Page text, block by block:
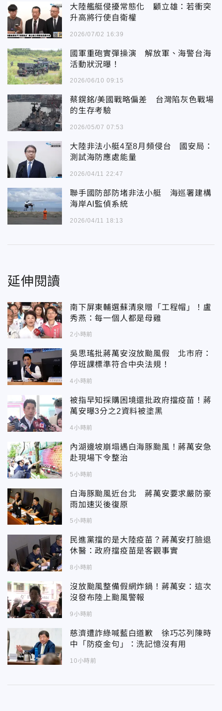
大陸艦艇侵擾常態化 顧立雄：若衝突
升高將行使自衛權
2026/07/02 16:39
國軍重砲實彈操演 解放軍、海警台海
活動狀況曝！
2026/06/10 09:15
蔡鎤銘/美國戰略偏差 台灣陷灰色戰場
的生存考驗
2026/05/07 07:53
大陸非法小艇4至8月頻侵台 國安局：
測試海防應處能量
2026/04/11 22:47
聯手國防部防堵非法小艇 海巡署建構
海岸AI監偵系統
2026/04/11 18:13
延伸閱讀
南下屏東輔選蘇清泉贈「工程帽」！盧
秀燕：每一個人都是母雞
2小時前
吳思瑤批蔣萬安沒放颱風假 北市府：
停班課標準符合中央法規！
4小時前
被指早知採購困境還批政府擋疫苗！蔣
萬安曝3分之2資料被塗黑
4小時前
內湖邊坡崩塌遇白海豚颱風！蔣萬安急
赴現場下令整治
5小時前
白海豚颱風近台北 蔣萬安要求嚴防豪
雨加速災後復原
5小時前
民進黨擋的是大陸疫苗？蔣萬安打臉退
休醫：政府擋疫苗是客觀事實
8小時前
沒放颱風整備假網炸鍋！蔣萬安：這次
沒發布陸上颱風警報
9小時前
慈濟遭詐綠喊藍白道歉 徐巧芯列陳時
中「防疫金句」：洗記憶沒有用
10小時前